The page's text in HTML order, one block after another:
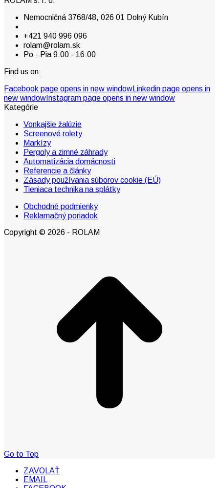
Nemocničná 3768/48, 026 01 Dolný Kubín
+421 940 996 096
rolam@rolam.sk
Po - Pia 9:00 - 16:00
Find us on:
Facebook page opens in new window Linkedin page opens in
new window Instagram page opens in new window
Kategórie
Vonkajšie žalúzie
Screenové rolety
Markízy
Pergoly a zimné záhrady
Automatizácia domácnosti
Referencie a články
Zásady používania súborov cookie (EÚ)
Tieniaca technika na splátky
Obchodné podmienky
Reklamačný poriadok
Copyright © 2026 - ROLAM
Go to Top
ZAVOLAŤ
EMAIL